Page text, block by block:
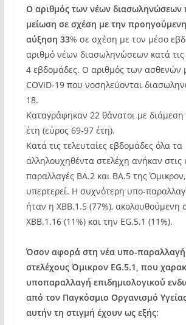
Ο αριθμός των νέων διασωληνώσεων
μείωση σε σχέση με την
αύξηση 33% σε σχέση με τον μέσο
αριθμό νέων διασωληνώσεων κατά
4 εβδομάδες. Ο αριθμός των ασθενών
COVID-19 που νοσηλεύονται
18.
Καταγράφηκαν 22 θάνατοι με διάμεση
έτη (εύρος 69-97 έτη).
Κατά τις τελευταίες εβδομάδες όλα τα
αλληλουχηθέντα στελέχη ανήκαν στις
παραλλαγές ΒΑ.2 και ΒΑ.5 της
υπερτερεί. Η συχνότερη υπο-
ήταν η XBB.1.5 (77%), ακολουθούμενη
XBB.1.16 (11%) και την EG.5.1 (11%).
Όσον αφορά στη νέα υπο-παραλλαγή
στελέχους Όμικρον EG.5.1, που
υποπαραλλαγή επιδημιολογικού
από τον Παγκόσμιο Οργανισμό
αυτήν τη στιγμή έχουν ως εξής: